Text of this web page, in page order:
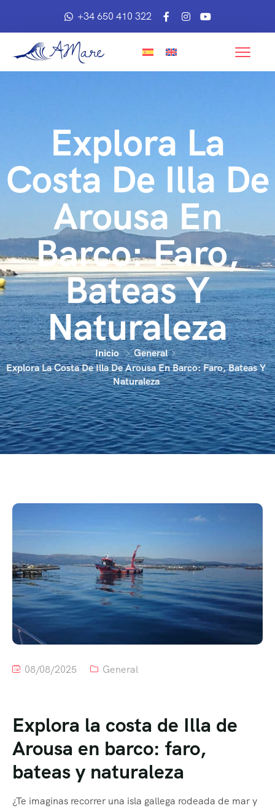
+34 650 410 322
Explora La
Costa De Illa De
Arousa En
Barco: Faro,
Bateas Y
Naturaleza
Inicio
General
Explora La Costa De Illa De Arousa En Barco: Faro, Bateas Y
Naturaleza
08/08/2025 General
Explora la costa de Illa de
Arousa en barco: faro,
bateas y naturaleza
¿Te imaginas recorrer una isla gallega rodeada de mar y